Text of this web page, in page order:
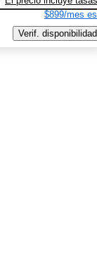
$899/mes
Verif. disponibilidad